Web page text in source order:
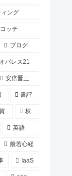
ング
ッチ
ブログ
パレス21
安倍晋三
書評
株
英語
般若心経
IaaS